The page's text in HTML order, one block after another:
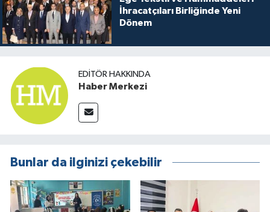
İhracatçıları Birliğinde Yeni
Dönem
EDITÖR HAKKINDA
Haber Merkezi
Bunlar da ilginizi çekebilir